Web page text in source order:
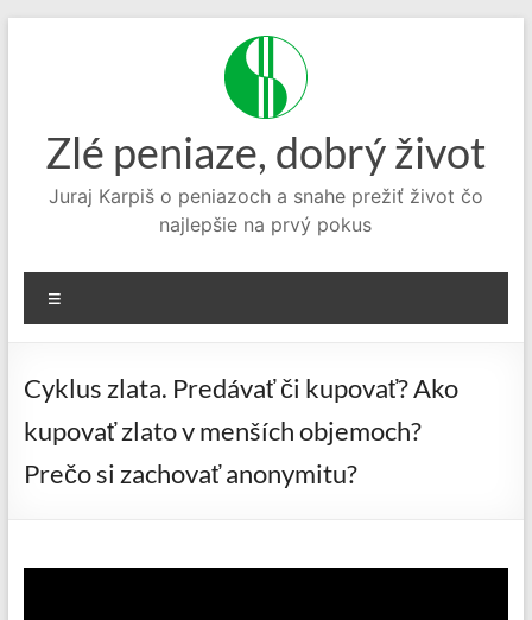
Zlé peniaze, dobrý život
Juraj Karpiš o peniazoch a snahe prežiť život čo
najlepšie na prvý pokus
Cyklus zlata. Predávať či kupovať? Ako
kupovať zlato v menších objemoch?
Prečo si zachovať anonymitu?